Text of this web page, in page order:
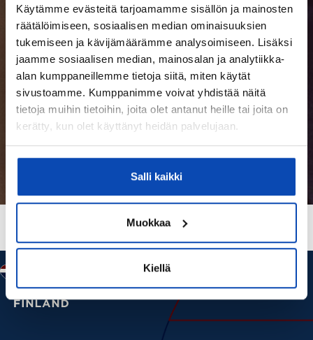
Käytämme evästeitä tarjoamamme sisällön ja mainosten
räätälöimiseen, sosiaalisen median ominaisuuksien
tukemiseen ja kävijämäärämme analysoimiseen. Lisäksi
jaamme sosiaalisen median, mainosalan ja analytiikka-
alan kumppaneillemme tietoja siitä, miten käytät
sivustoamme. Kumppanimme voivat yhdistää näitä
tietoja muihin tietoihin, joita olet antanut heille tai joita on
kerätty, kun olet käyttänyt heidän palvelujaan.
Salli kaikki
Muokkaa
Kiellä
LUE LISÄÄ